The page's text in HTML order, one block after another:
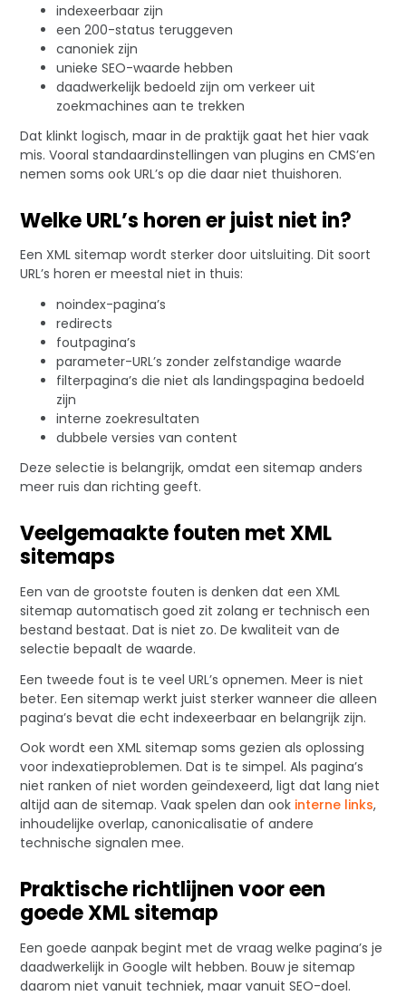
indexeerbaar zijn
een 200-status teruggeven
canoniek zijn
unieke SEO-waarde hebben
daadwerkelijk bedoeld zijn om verkeer uit
zoekmachines aan te trekken
Dat klinkt logisch, maar in de praktijk gaat het hier vaak
mis. Vooral standaardinstellingen van plugins en CMS’en
nemen soms ook URL’s op die daar niet thuishoren.
Welke URL’s horen er juist niet in?
Een XML sitemap wordt sterker door uitsluiting. Dit soort
URL’s horen er meestal niet in thuis:
noindex-pagina’s
redirects
foutpagina’s
parameter-URL’s zonder zelfstandige waarde
filterpagina’s die niet als landingspagina bedoeld
zijn
interne zoekresultaten
dubbele versies van content
Deze selectie is belangrijk, omdat een sitemap anders
meer ruis dan richting geeft.
Veelgemaakte fouten met XML
sitemaps
Een van de grootste fouten is denken dat een XML
sitemap automatisch goed zit zolang er technisch een
bestand bestaat. Dat is niet zo. De kwaliteit van de
selectie bepaalt de waarde.
Een tweede fout is te veel URL’s opnemen. Meer is niet
beter. Een sitemap werkt juist sterker wanneer die alleen
pagina’s bevat die echt indexeerbaar en belangrijk zijn.
Ook wordt een XML sitemap soms gezien als oplossing
voor indexatieproblemen. Dat is te simpel. Als pagina’s
niet ranken of niet worden geïndexeerd, ligt dat lang niet
altijd aan de sitemap. Vaak spelen dan ook interne links,
inhoudelijke overlap, canonicalisatie of andere
technische signalen mee.
Praktische richtlijnen voor een
goede XML sitemap
Een goede aanpak begint met de vraag welke pagina’s je
daadwerkelijk in Google wilt hebben. Bouw je sitemap
daarom niet vanuit techniek, maar vanuit SEO-doel.